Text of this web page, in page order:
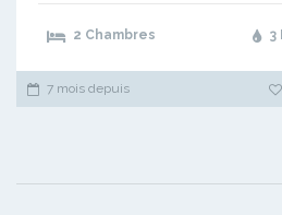
2 Chambres 3
7 mois depuis